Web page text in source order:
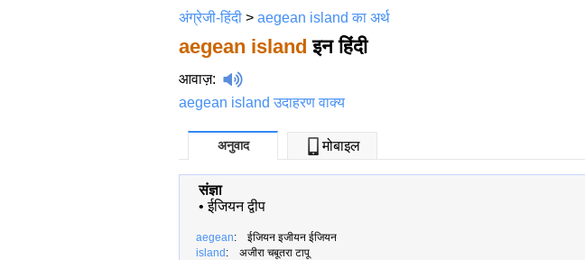
अंग्रेजी-हिंदी > aegean island का अर्थ
aegean island इन हिंदी
आवाज़:
aegean island उदाहरण वाक्य
अनुवाद मोबाइल
संज्ञा
•ईजियन द्वीप
aegean: ईजियन इजीयन ईजियन
island: अजीरा चबूतरा टापू